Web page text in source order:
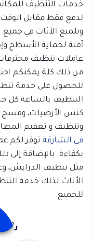
خدمات التنظيف
لدفع فقط مقابل
وتلميع الأثاث في
آمنة لحماية الأسطح
عاملات تنظيف
من ذلك كلة يمكنكم
للحصول على خدمة
التنظيف بالساعة كل
كنس الأرضيات، ومسح
وتنظيف و تعقيم
فى الشارقة توفر لكم
بكفاءة. بالإضافة
مثل تنظيف الدرايش،
الأثاث.لذلك خدمة
للجميع.